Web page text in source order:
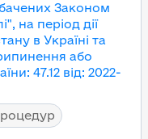
Законом
на період дії
в Україні та
або
: 47.12 від: 2022-